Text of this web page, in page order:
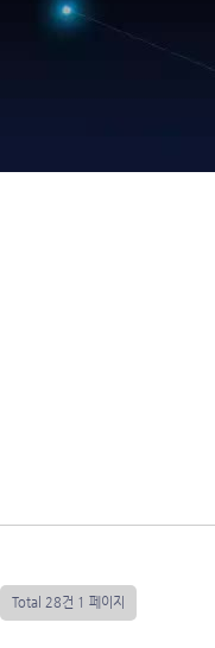
Total 28건 1 페이지